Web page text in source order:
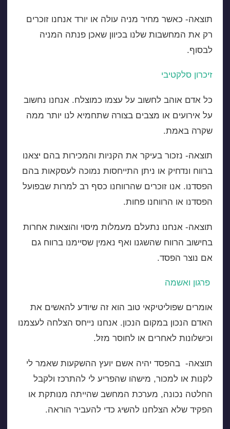
תוצאה- כאשר מחיר מניה עולה או יורד אנחנו זוכרים
רק את המחשבות שלנו בכיוון שאכן פנתה המניה
לבסוף.
זיכרון סלקטיבי
כל אדם אוהב לחשוב על עצמו כמוצלח. אנחנו נחשוב
על אירועים או מצבים בצורה שתחמיא לנו יותר ממה
שקרה באמת.
תוצאה- נזכור בעיקר את הקניות והמכירות בהם יצאנו
ברווח ונדחיק או ניתן התייחסות נמוכה לעסקאות בהם
הפסדנו. אנו זוכרים שהרווחנו כסף רב למרות שבפועל
הפסדנו או הרווחנו פחות.
תוצאה- אנחנו נתעלם מעמלות מיסוי והוצאות אחרות
בחישוב הרווח שהשגנו ואף נאמין שסיימנו ברווח גם
אם נוצר הפסד.
פרגון ואשמה
אומרים שפוליטיקאי טוב הוא זה שיודע להאשים את
האדם הנכון במקום הנכון. אנחנו נייחס הצלחה לעצמנו
וכישלונות לאחרים או לחוסר מזל.
תוצאה- בהפסד יהיה אשם יועץ ההשקעות שאמר לי
לקנות או למכור, מישהו שהפריע לי להתרכז ולקבל
החלטה נכונה, מערכת המחשב שהייתה מנותקת או
הפקיד שלא הצלחנו להשיג כדי להעביר הוראה.